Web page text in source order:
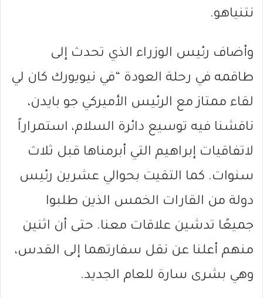
نتنياهو.
وأضاف رئيس الوزراء الذي تحدث إلى
طاقمه في رحلة العودة “في نيويورك كان لي
لقاء ممتاز مع الرئيس الأميركي جو بايدن،
ناقشنا فيه توسيع دائرة السلام، استمراراً
لاتفاقيات إبراهيم التي أبرمناها قبل ثلاث
سنوات. كما التقيت بحوالي عشرين رئيس
دولة من القارات الخمس الذين طلبوا
جميعًا تدشين علاقات معنا. حتى أن اثنين
منهم أعلنا عن نقل سفارتهما إلى القدس،
وهي بشرى سارة للعام الجديد.